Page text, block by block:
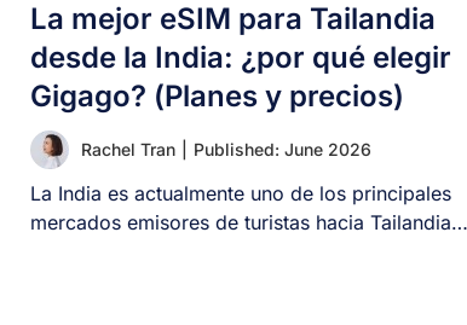
La mejor eSIM para Tailandia
desde la India: ¿por qué elegir
Gigago? (Planes y precios)
Rachel Tran Published: June 2026
La India es actualmente uno de los principales
mercados emisores de turistas hacia Tailandia.